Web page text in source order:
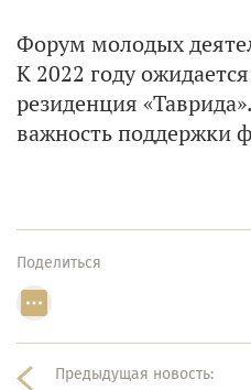
Форум молодых
К 2022 году
резиденция
важность поддержки
Поделиться
Предыдущая новость: